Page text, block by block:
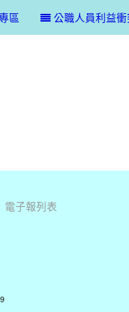
區 公職人員利益
電子報列表